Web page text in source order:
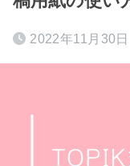
2022年11月30日